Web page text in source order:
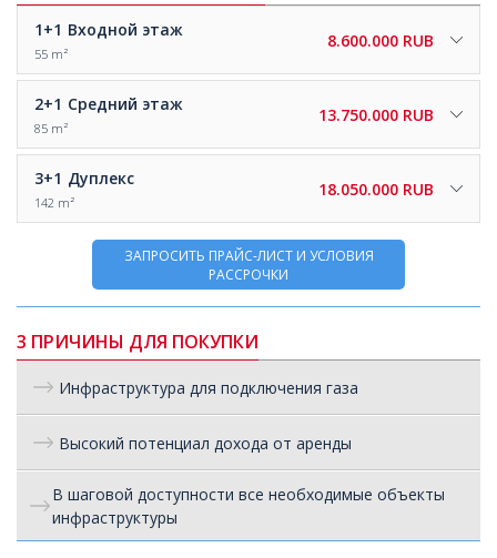
1+1 Входной этаж
55 m²
8.600.000 RUB
2+1 Средний этаж
85 m²
13.750.000 RUB
3+1 Дуплекс
142 m²
18.050.000 RUB
ЗАПРОСИТЬ ПРАЙС-ЛИСТ И УСЛОВИЯ
РАССРОЧКИ
3 ПРИЧИНЫ ДЛЯ ПОКУПКИ
Инфраструктура для подключения газа
Высокий потенциал дохода от аренды
В шаговой доступности все необходимые объекты
инфраструктуры